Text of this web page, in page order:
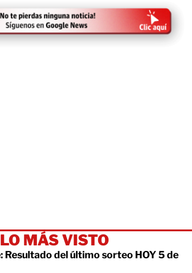
LO MÁS VISTO
Resultado del último sorteo HOY 5 de